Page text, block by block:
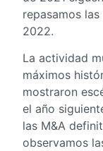
repasamos
2022.
La actividad
máximos
mostraron
el año
las M&A
observamos